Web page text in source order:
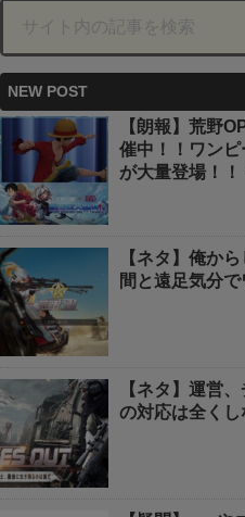
NEW POST
【朗報】荒野
催中！！ワン
が大量登場！！
【ネタ】俺か
間と遠足気分
【ネタ】運営
の対応は全く